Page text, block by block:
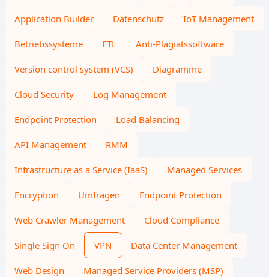
Application Builder Datenschutz IoT Management
Betriebssysteme ETL Anti-Plagiatssoftware
Version control system (VCS) Diagramme
Cloud Security Log Management
Endpoint Protection Load Balancing
API Management RMM
Infrastructure as a Service (IaaS) Managed Services
Encryption Umfragen Endpoint Protection
Web Crawler Management Cloud Compliance
Single Sign On VPN Data Center Management
Web Design Managed Service Providers (MSP)